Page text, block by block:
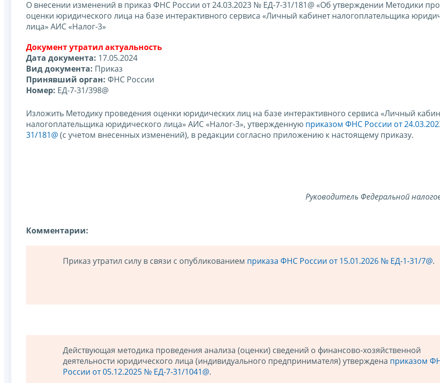
О внесении изменений в приказ ФНС России от 24.03.2023 № ЕД-7-31/181@ «Об утверждении Методики
оценки юридического лица на базе интерактивного сервиса «Личный кабинет налогоплательщика
лица» АИС «Налог-3»
Документ утратил актуальность
Дата документа: 17.05.2024
Вид документа: Приказ
Принявший орган: ФНС России
Номер: ЕД-7-31/398@
Изложить Методику проведения оценки юридических лиц на базе интерактивного сервиса «Личный
налогоплательщика юридического лица» АИС «Налог-3», утвержденную приказом ФНС России от
31/181@(с учетом внесенных изменений), в редакции согласно приложению к настоящему приказу.
Руководитель Федеральной
Комментарии:
Приказ утратил силу в связи с опубликованием приказа ФНС России от 15.01.2026 № ЕД-1-31/7@.
Действующая методика проведения анализа (оценки) сведений о финансово-хозяйственной
деятельности юридического лица (индивидуального предпринимателя) утверждена приказом
России от 05.12.2025 № ЕД-7-31/1041@.